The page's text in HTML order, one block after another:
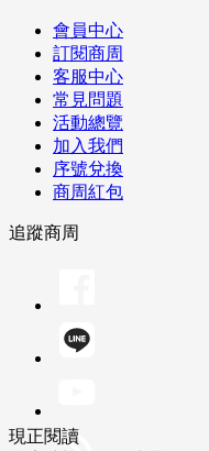
會員中心
訂閱商周
客服中心
常見問題
活動總覽
加入我們
序號兌換
商周紅包
追蹤商周
現正閱讀